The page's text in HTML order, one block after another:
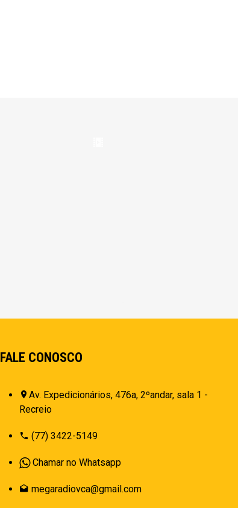
FALE CONOSCO
Av. Expedicionários, 476a, 2ºandar, sala 1 -
Recreio
(77) 3422-5149
Chamar no Whatsapp
megaradiovca@gmail.com